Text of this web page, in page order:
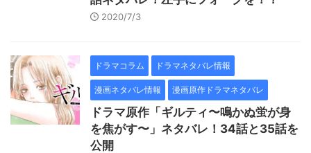
2020/7/3
ドラマコラム ドラマネタバレ情報
漫画ネタバレ情報 漫画原作ドラマネタバレ
ドラマ原作「ギルティ〜鳴かぬ蛍が身
を焦がす〜」ネタバレ！34話と35話を
公開